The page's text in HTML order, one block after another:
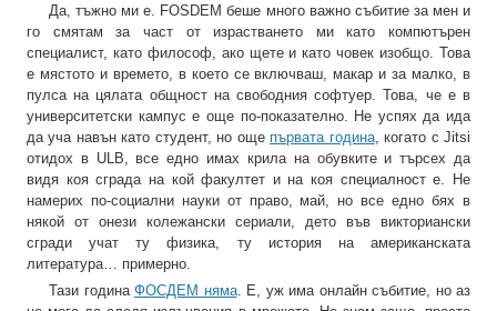
Да, тъжно ми е. FOSDEM беше много важно събитие за мен и
го смятам за част от израстването ми като компютърен
специалист, като философ, ако щете и като човек изобщо. Това
е мястото и времето, в което се включваш, макар и за малко, в
пулса на цялата общност на свободния софтуер. Това, че е в
университетски кампус е още по-показателно. Не успях да ида
да уча навън като студент, но още първата година, когато с Jitsi
отидох в ULB, все едно имах крила на обувките и търсех да
видя коя сграда на кой факултет и на коя специалност е. Не
намерих по-социални науки от право, май, но все едно бях в
някой от онези колежански сериали, дето във викториански
сгради учат ту физика, ту история на американската
литература… примерно.
Тази година ФОСДЕМ няма. Е, уж има онлайн събитие, но аз